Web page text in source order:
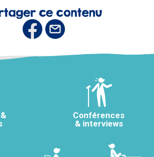
ce contenu
Conférences
& interviews